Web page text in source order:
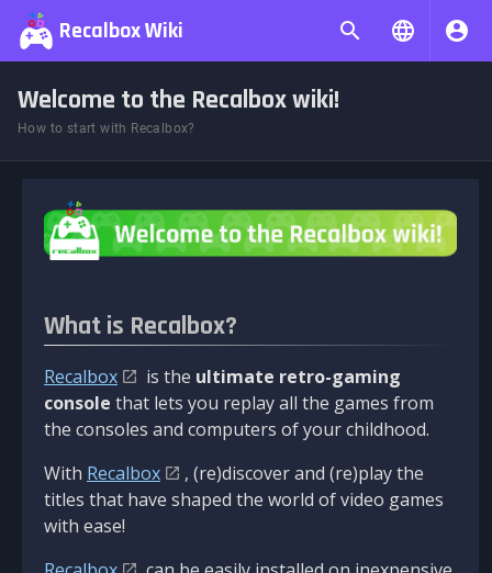
Recalbox Wiki
Welcome to the Recalbox wiki!
How to start with Recalbox?
What is Recalbox?
Recalbox is the ultimate retro-gaming
console that lets you replay all the games from
the consoles and computers of your childhood.
With Recalbox
, (re)discover and (re)play the
titles that have shaped the world of video games
with ease!